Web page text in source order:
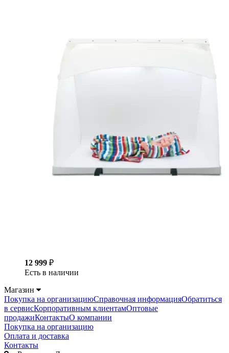
12 999 ₽
Есть в наличии
Магазин
Покупка на организациюСправочная информацияОбратиться
в сервисКорпоративным клиентамОптовые
продажиКонтактыО компании
Покупка на организацию
Оплата и доставка
Контакты